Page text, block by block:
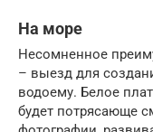
На море
Несомненное
– выезд для
водоему. Белое
будет потрясающе